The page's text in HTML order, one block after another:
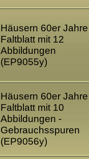
Häusern 60er
Faltblatt mit 12
Abbildungen
(EP9055y)
Häusern 60er
Faltblatt mit 10
Abbildungen -
Gebrauchsspuren
(EP9056y)